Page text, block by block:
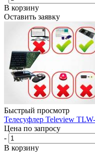
В корзину
Оставить заявку
Быстрый просмотр
Телесуфлер Teleview
Цена по запросу
-
В корзину